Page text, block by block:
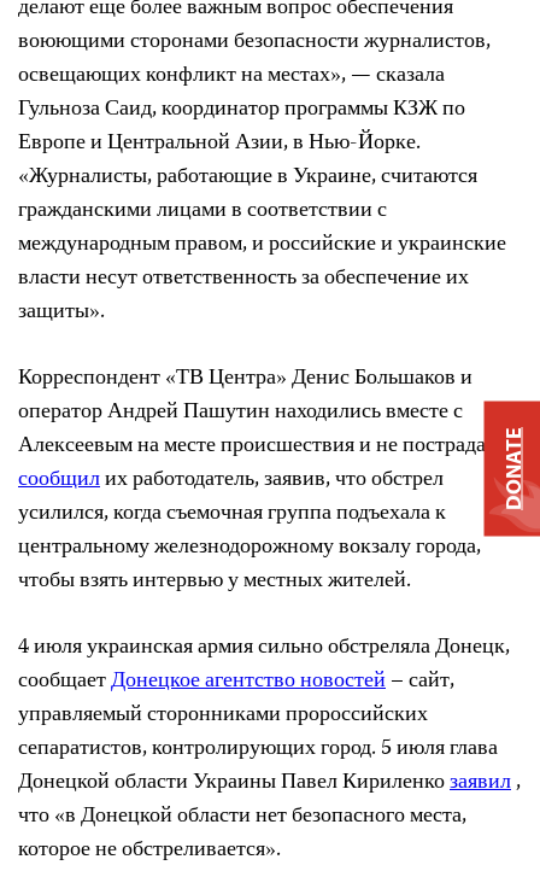
делают еще более важным вопрос обеспечения
воюющими сторонами безопасности журналистов,
освещающих конфликт на местах», — сказала
Гульноза Саид, координатор программы КЗЖ по
Европе и Центральной Азии, в Нью-Йорке.
«Журналисты, работающие в Украине, считаются
гражданскими лицами в соответствии с
международным правом, и российские и украинские
власти несут ответственность за обеспечение их
защиты».
Корреспондент «ТВ Центра» Денис Большаков и
оператор Андрей Пашутин находились вместе с
Алексеевым на месте происшествия и не пострадали,
сообщилих работодатель, заявив, что обстрел
усилился, когда съемочная группа подъехала к
центральному железнодорожному вокзалу города,
чтобы взять интервью у местных жителей.
4 июля украинская армия сильно обстреляла Донецк,
сообщаетДонецкое агентство новостей– сайт,
управляемый сторонниками пророссийских
сепаратистов, контролирующих город. 5 июля глава
Донецкой области Украины Павел Кириленкозаявил,
что «в Донецкой области нет безопасного места,
которое не обстреливается».
DONATE